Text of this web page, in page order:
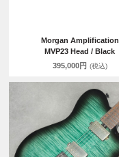
Morgan Amplification
MVP23 Head / Black
395,000円 (税込)